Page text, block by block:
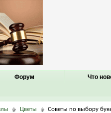
Форум Что
Цветы Советы по выбору